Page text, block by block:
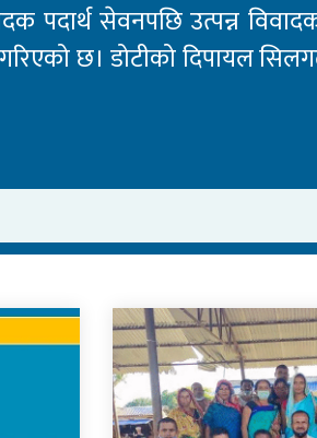
पदार्थ सेवनपछि उत्पन्न
छ। डोटीको दिपायल